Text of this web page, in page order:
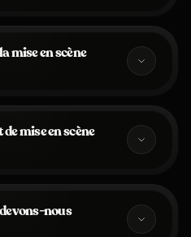
mise en scène
mise en scène
nous